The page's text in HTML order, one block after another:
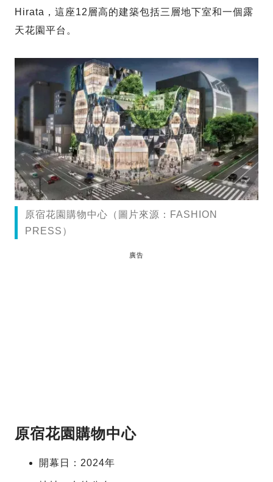
Hirata，這座12層高的建築包括三層地下室和一個露
天花園平台。
原宿花園購物中心（圖片來源：FASHION
PRESS）
廣告
原宿花園購物中心
開幕日：2024年